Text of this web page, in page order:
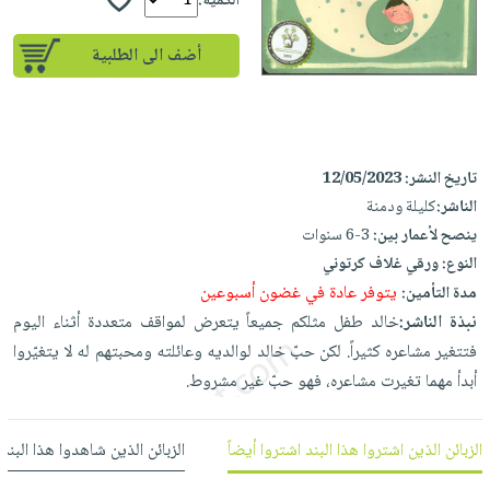
إختياراتنا
كتب
English
books
iKitab
بلا
طرحها
تحميل
iKitab
على
Android
تحميل
iKitab
أسئلة
يتكرر
طرحها
على
Android
تحميل
masmu3
على
Apple
المواضيع
الأكثر
صندوق
القراءة
جوائز
تعليمية
جديد
الكل
أجهزة
العناية
الشخصية
العناية
وتصفيف
العناية
بالجسم
المطبخ
والسفرة
الكل
أواني
الطهي
أدوات
متجر
الهدايا
أقسام
أضف الى الطلبية
تاريخ النشر:12/05/2023
الناشر:كليلة ودمنة
ينصح لأعمار بين:3-6 سنوات
النوع:ورقي غلاف كرتوني
مدة التأمين:يتوفر عادة في غضون أسبوعين
نبذة الناشر:خالد طفل مثلكم جميعاً يتعرض لمواقف متعددة أثناء اليوم
فتتغير مشاعره كثيراً. لكن حبّ خالد لوالديه وعائلته ومحبتهم له لا يتغيّروا
أبدأ مهما تغيرت مشاعره، فهو حبّ غير مشروط.
الزبائن الذين اشتروا هذا البند اشتروا أيضاً الزبائن الذين شاهدوا هذا